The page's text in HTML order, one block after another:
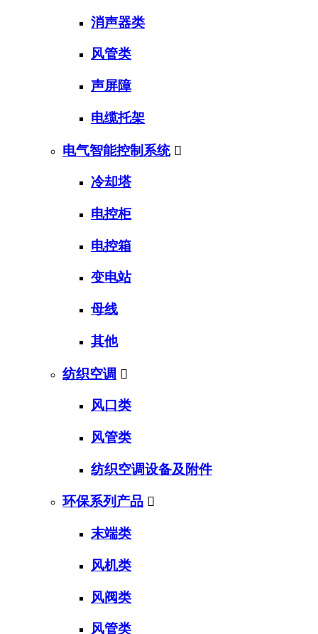
消声器类
风管类
声屏障
电缆托架
电气智能控制系统 
冷却塔
电控柜
电控箱
变电站
母线
其他
纺织空调 
风口类
风管类
纺织空调设备及附件
环保系列产品 
末端类
风机类
风阀类
风管类